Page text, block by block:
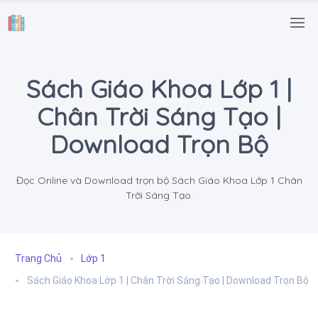
.
Sách Giáo Khoa Lớp 1 |
Chân Trời Sáng Tạo |
Download Trọn Bộ
Đọc Online và Download trọn bộ Sách Giáo Khoa Lớp 1 Chân
Trời Sáng Tạo.
Trang Chủ
Lớp 1
Sách Giáo Khoa Lớp 1 | Chân Trời Sáng Tạo | Download Trọn Bộ